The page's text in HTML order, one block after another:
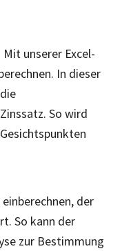
unserer Excel-
In dieser
So wird
der
So kann der
zur Bestimmung